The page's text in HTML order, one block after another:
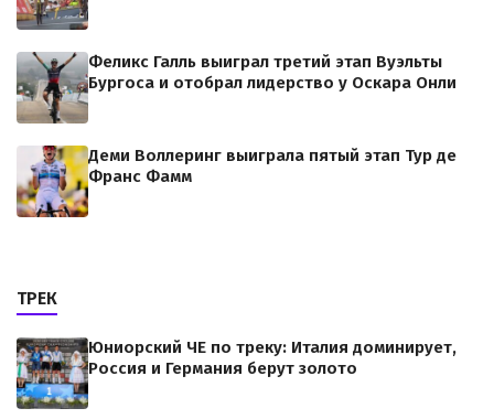
Феликс Галль выиграл третий этап Вуэльты
Бургоса и отобрал лидерство у Оскара Онли
Деми Воллеринг выиграла пятый этап Тур де
Франс Фамм
ТРЕК
Юниорский ЧЕ по треку: Италия доминирует,
Россия и Германия берут золото